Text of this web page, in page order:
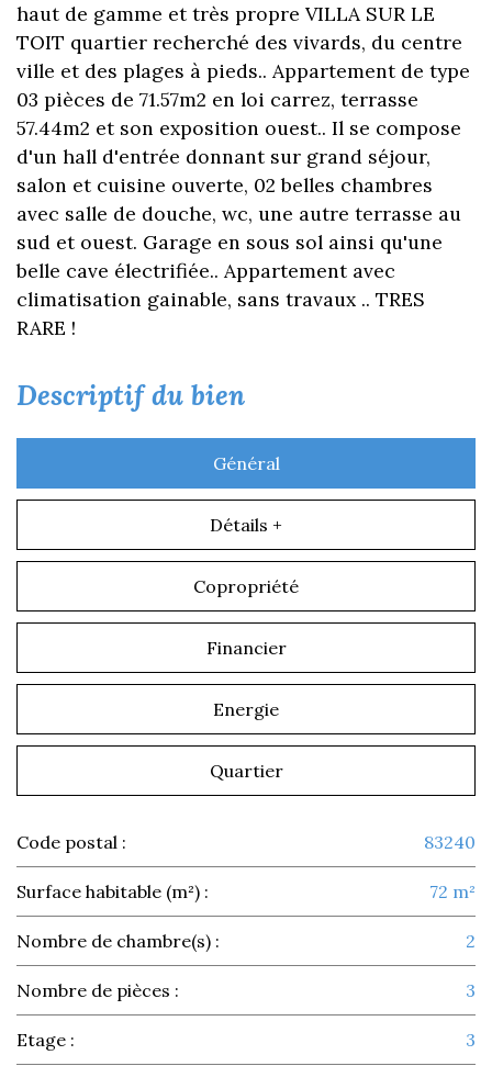
haut de gamme et très propre VILLA SUR LE
TOIT quartier recherché des vivards, du centre
ville et des plages à pieds.. Appartement de type
03 pièces de 71.57m2 en loi carrez, terrasse
57.44m2 et son exposition ouest.. Il se compose
d'un hall d'entrée donnant sur grand séjour,
salon et cuisine ouverte, 02 belles chambres
avec salle de douche, wc, une autre terrasse au
sud et ouest. Garage en sous sol ainsi qu'une
belle cave électrifiée.. Appartement avec
climatisation gainable, sans travaux .. TRES
RARE !
descriptif du bien
Général
Détails +
Copropriété
Financier
Energie
Quartier
Code postal : 83240
Surface habitable (m²) : 72 m²
Nombre de chambre(s) : 2
Nombre de pièces : 3
Etage : 3